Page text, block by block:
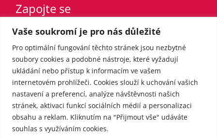
Vaše soukromí je pro nás důležité
Pro optimální fungování těchto stránek jsou nezbytné
soubory cookies a podobné nástroje, které vyžadují
ukládání nebo přístup k informacím ve vašem
internetovém prohlížeči. Cookies slouží k uchování vašich
nastavení a preferencí, analýze návštěvnosti našich
stránek, aktivaci funkcí sociálních médií a personalizaci
obsahu a reklam. Kliknutím na "Přijmout vše" udáváte
souhlas s využíváním cookies.
Zapojte se
Vstupte do strany
Registrovaný sympatizant
Přispějte finančně
Pro média
Kontakt
Tiskové zprávy